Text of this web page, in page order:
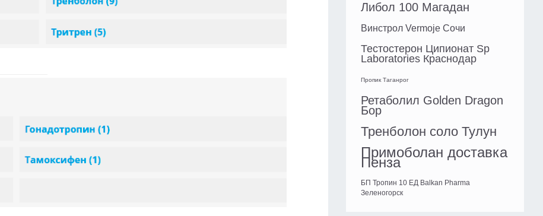
Либол 100 Магадан
Винстрол Vermoje Сочи
Тестостерон Ципионат Sp
Laboratories Краснодар
Пропик Таганрог
Ретаболил Golden Dragon
Бор
Тренболон соло Тулун
Примоболан доставка
Пенза
БП Тропин 10 ЕД Balkan Pharma
Зеленогорск